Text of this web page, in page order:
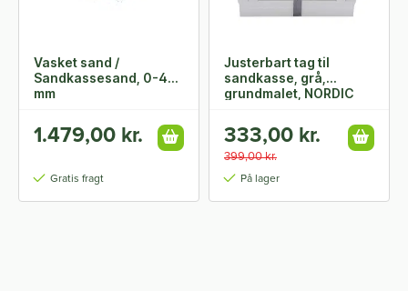
Vasket sand /
Sandkassesand, 0-4
mm
1.479,00 kr.
Gratis fragt
Justerbart tag til
sandkasse, grå,
grundmalet, NORDIC
333,00 kr.
399,00 kr.
På lager